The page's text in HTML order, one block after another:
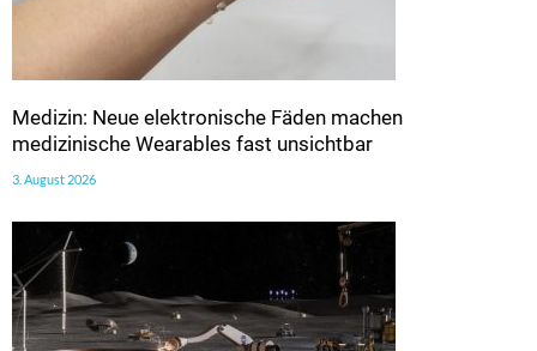
Medizin: Neue elektronische Fäden machen
medizinische Wearables fast unsichtbar
3. August 2026